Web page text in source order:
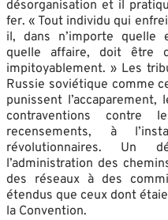
désorganisation et il
fer. « Tout individu qui
il, dans n’importe quelle
quelle affaire, doit être
impitoyablement. » Les
Russie soviétique comme
punissent
contraventions
recensements, à
révolutionnaires. Un
l’administration des
des réseaux à des
étendus que ceux dont
la Convention.